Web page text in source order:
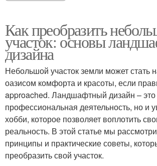
Как преобразить
участок: основы
дизайна
Небольшой участок земли может стать
оазисом комфорта и красоты, если
approached. Ландшафтный дизайн – это
профессиональная деятельность, но и
хобби, которое позволяет воплотить
реальность. В этой статье мы
принципы и практические советы,
преобразить свой участок.